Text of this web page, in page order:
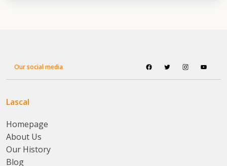
Our social media
Lascal
Homepage
About Us
Our History
Blog